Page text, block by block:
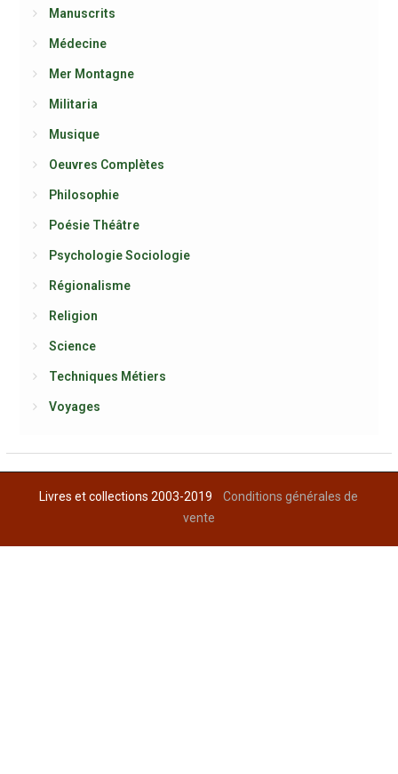
Manuscrits
Médecine
Mer Montagne
Militaria
Musique
Oeuvres Complètes
Philosophie
Poésie Théâtre
Psychologie Sociologie
Régionalisme
Religion
Science
Techniques Métiers
Voyages
Livres et collections 2003-2019Conditions générales de
vente